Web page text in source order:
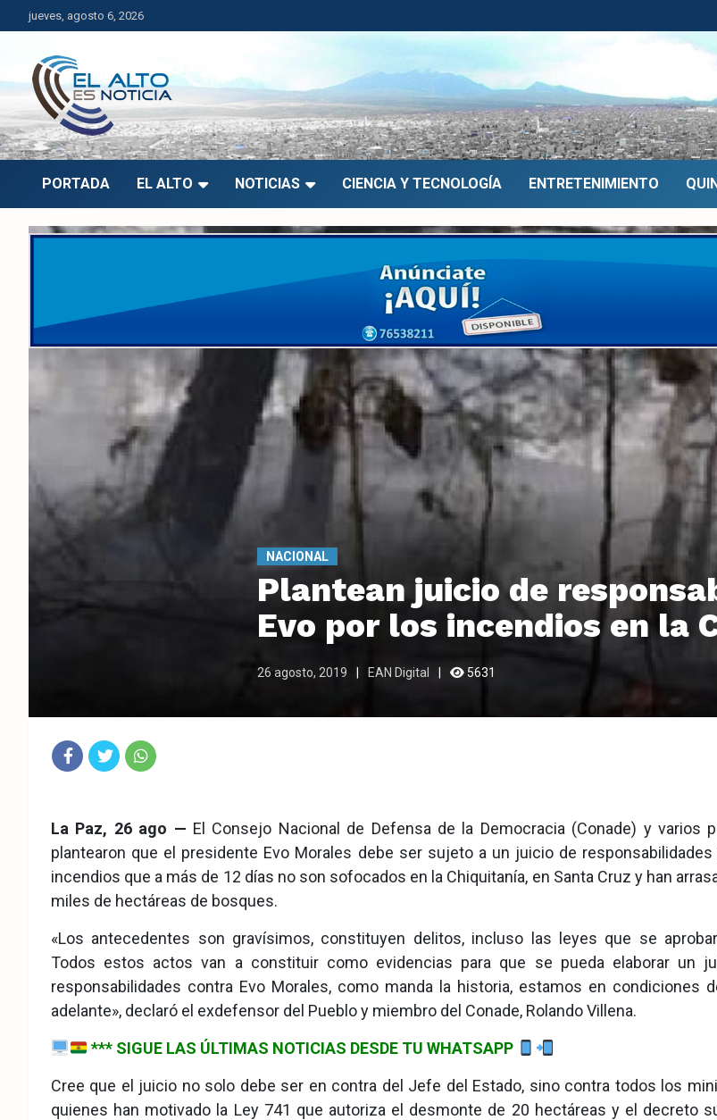
Saltar
al
contenido
jueves, agosto 6, 2026
El Alto es Noticia
Últimas noticias de El Alto, Bolivia y el mundo.
PORTADA EL ALTO NOTICIAS CIENCIA Y TECNOLOGÍA ENTRETENIMIENTO
NACIONAL
Plantean juicio de
Evo por los incendios en la
26 agosto, 2019 EAN Digital 5631
ook
tsA
pp
La Paz, 26 ago — El Consejo Nacional de Defensa de la Democracia (Conade) y varios
plantearon que el presidente Evo Morales debe ser sujeto a un juicio de
incendios que a más de 12 días no son sofocados en la Chiquitanía, en Santa Cruz y han
miles de hectáreas de bosques.
«Los antecedentes son gravísimos, constituyen delitos, incluso las leyes que se
Todos estos actos van a constituir como evidencias para que se pueda elaborar un
responsabilidades contra Evo Morales, como manda la historia, estamos en condiciones
adelante», declaró el exdefensor del Pueblo y miembro del Conade, Rolando Villena.
*** SIGUE LAS ÚLTIMAS NOTICIAS DESDE TU WHATSAPP
Cree que el juicio no solo debe ser en contra del Jefe del Estado, sino contra todos los
quienes han motivado la Ley 741 que autoriza el desmonte de 20 hectáreas y el decreto